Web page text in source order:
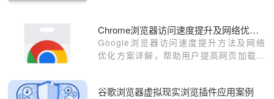
个功能。
Chrome浏览器访问速度提升及网络优化方案详细介绍
Google浏览器访问速度提升方法及网络
优化方案详解，帮助用户提高网页加载速
谷歌浏览器虚拟现实浏览插件应用案例